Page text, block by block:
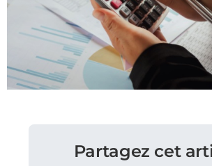
Partagez cet